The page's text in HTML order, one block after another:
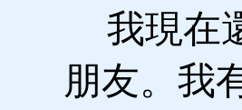
我現在
朋友。我